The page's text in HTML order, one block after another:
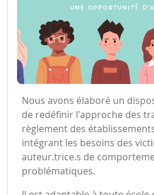
Nous avons élaboré un
de redéfinir l'approche des
règlement des
intégrant les besoins des
auteur.trice.s de
problématiques.